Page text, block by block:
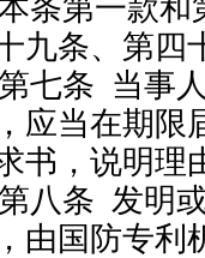
条第一款和
九条、第四
第七条 当事
应当在期限
书，说明理
第八条 发明
由国防专利